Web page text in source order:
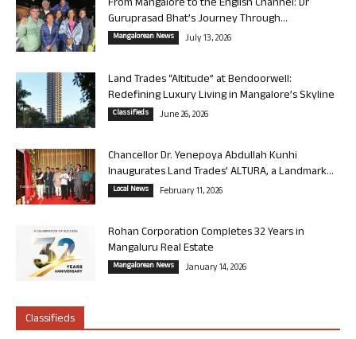
From Mangalore to the English Channel: Dr
Guruprasad Bhat’s Journey Through...
Mangalorean News July 13, 2026
Land Trades “Altitude” at Bendoorwell:
Redefining Luxury Living in Mangalore’s Skyline
Classifieds June 26, 2026
Chancellor Dr. Yenepoya Abdullah Kunhi
Inaugurates Land Trades’ ALTURA, a Landmark...
Local News February 11, 2026
Rohan Corporation Completes 32 Years in
Mangaluru Real Estate
Mangalorean News January 14, 2026
Classifieds